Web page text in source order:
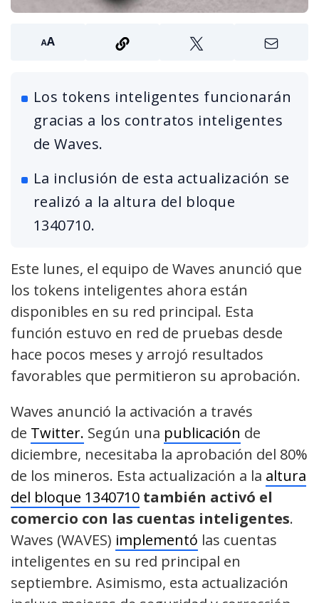
Los tokens inteligentes funcionarán
gracias a los contratos inteligentes
de Waves.
La inclusión de esta actualización se
realizó a la altura del bloque
1340710.
Este lunes, el equipo de Waves anunció que
los tokens inteligentes ahora están
disponibles en su red principal. Esta
función estuvo en red de pruebas desde
hace pocos meses y arrojó resultados
favorables que permitieron su aprobación.
Waves anunció la activación a través
de Twitter. Según una publicación de
diciembre, necesitaba la aprobación del 80%
de los mineros. Esta actualización a la altura
del bloque 1340710 también activó el
comercio con las cuentas inteligentes.
Waves (WAVES) implementó las cuentas
inteligentes en su red principal en
septiembre. Asimismo, esta actualización